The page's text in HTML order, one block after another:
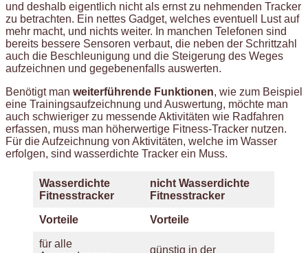
und deshalb eigentlich nicht als ernst zu nehmenden Tracker
zu betrachten. Ein nettes Gadget, welches eventuell Lust auf
mehr macht, und nichts weiter. In manchen Telefonen sind
bereits bessere Sensoren verbaut, die neben der Schrittzahl
auch die Beschleunigung und die Steigerung des Weges
aufzeichnen und gegebenenfalls auswerten.
Benötigt man weiterführende Funktionen, wie zum Beispiel
eine Trainingsaufzeichnung und Auswertung, möchte man
auch schwieriger zu messende Aktivitäten wie Radfahren
erfassen, muss man höherwertige Fitness-Tracker nutzen.
Für die Aufzeichnung von Aktivitäten, welche im Wasser
erfolgen, sind wasserdichte Tracker ein Muss.
Wasserdichte
Fitnesstracker
nicht Wasserdichte
Fitnesstracker
Vorteile Vorteile
für alle
günstig in der